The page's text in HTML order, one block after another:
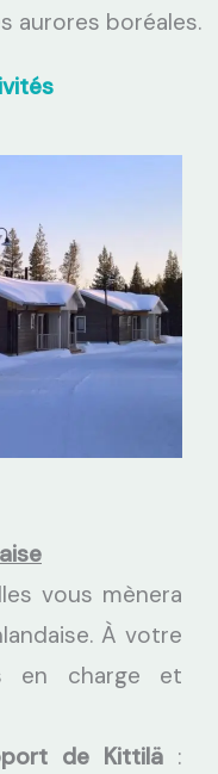
aurores boréales.
vous mènera
À votre
en charge et
de Kittilä :